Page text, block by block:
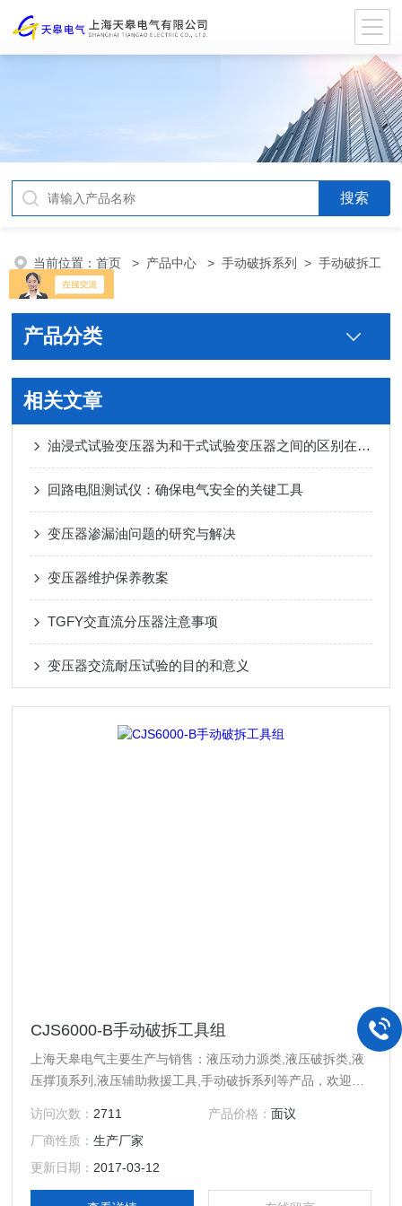
当前位置：首页 > 产品中心 >手动破拆系列 >手动破拆工
具组
产品分类
相关文章
油浸式试验变压器为和干式试验变压器之间的区别在哪里
回路电阻测试仪：确保电气安全的关键工具
变压器渗漏油问题的研究与解决
变压器维护保养教案
TGFY交直流分压器注意事项
变压器交流耐压试验的目的和意义
CJS6000-B手动破拆工具组
上海天皋电气主要生产与销售：液压动力源类,液压破拆类,液
压撑顶系列,液压辅助救援工具,手动破拆系列等产品，欢迎广
访问次数： 2711 产品价格： 面议
厂商性质：生产厂家
更新日期： 2017-03-12